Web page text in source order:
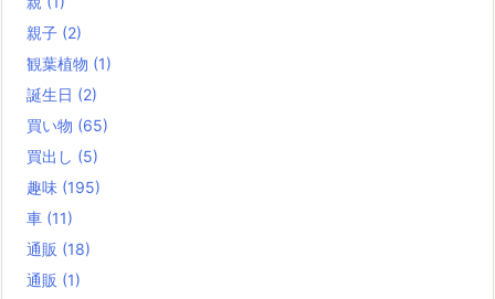
親子 (2)
観葉植物 (1)
誕生日 (2)
買い物 (65)
買出し (5)
趣味 (195)
車 (11)
通販 (18)
通販 (1)